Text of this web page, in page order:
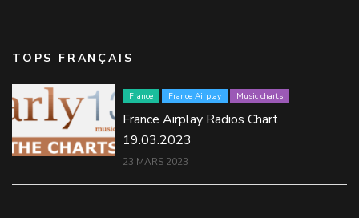
TOPS FRANÇAIS
France France Airplay Music charts
France Airplay Radios Chart
19.03.2023
23 MARS 2023